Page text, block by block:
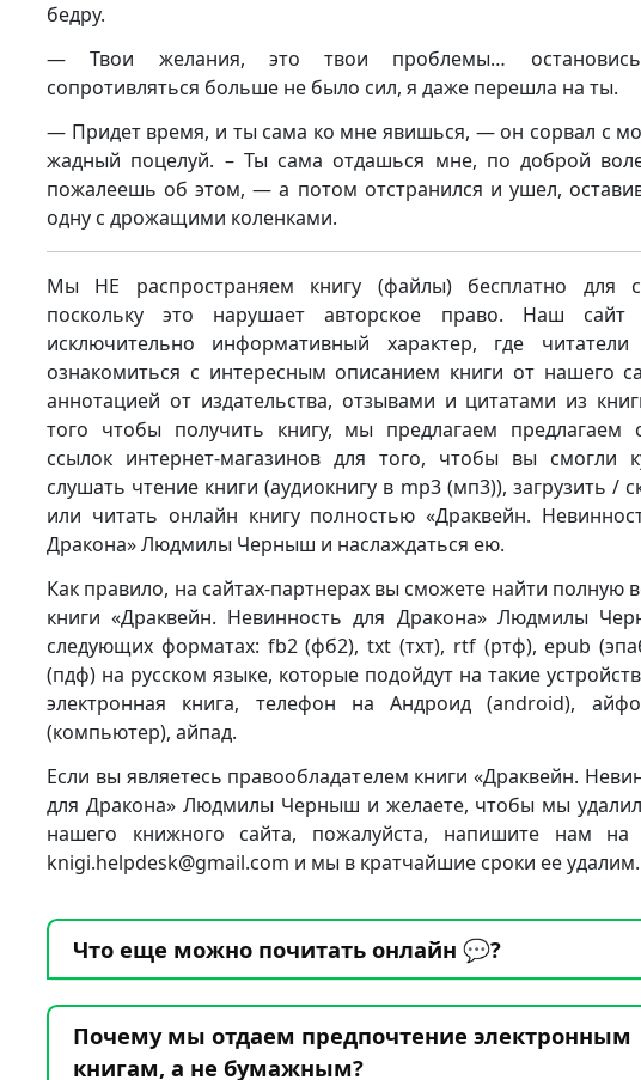
бедру.
— Твои желания, это твои проблемы…
сопротивляться больше не было сил, я даже перешла на ты.
— Придет время, и ты сама ко мне явишься, — он сорвал с
жадный поцелуй. – Ты сама отдашься мне, по доброй
пожалеешь об этом, — а потом отстранился и ушел,
одну с дрожащими коленками.
Мы НЕ распространяем книгу (файлы) бесплатно для
поскольку это нарушает авторское право. Наш сайт
исключительно информативный характер, где читатели
ознакомиться с интересным описанием книги от нашего
аннотацией от издательства, отзывами и цитатами из
того чтобы получить книгу, мы предлагаем предлагаем
ссылок интернет-магазинов для того, чтобы вы смогли
слушать чтение книги (аудиокнигу в mp3 (мп3)), загрузить /
или читать онлайн книгу полностью «Драквейн.
Дракона» Людмилы Черныш и наслаждаться ею.
Как правило, на сайтах-партнерах вы сможете найти полную
книги «Драквейн. Невинность для Дракона» Людмилы
следующих форматах: fb2 (фб2), txt (тхт), rtf (ртф), epub
(пдф) на русском языке, которые подойдут на такие
электронная книга, телефон на Андроид (android),
(компьютер), айпад.
Если вы являетесь правообладателем книги «Драквейн.
для Дракона» Людмилы Черныш и желаете, чтобы мы
нашего книжного сайта, пожалуйста, напишите нам на
knigi.helpdesk@gmail.com и мы в кратчайшие сроки ее удалим.
Что еще можно почитать онлайн 💬?
Почему мы отдаем предпочтение электронным
книгам, а не бумажным?